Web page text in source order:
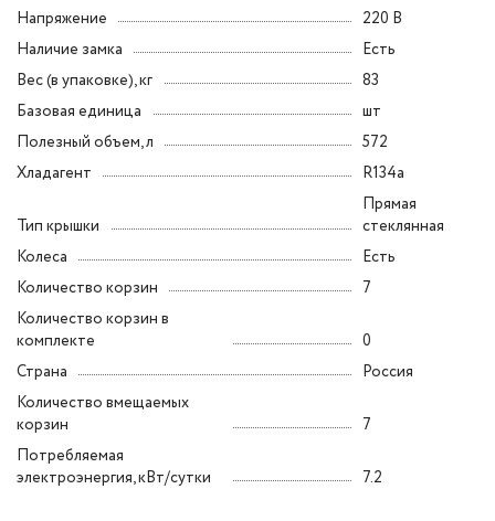
Напряжение
220 В
Наличие замка
Есть
Вес (в упаковке), кг
83
Базовая единица
шт
Полезный объем, л
572
Хладагент
R134a
Тип крышки
Прямая
стеклянная
Колеса
Есть
Количество корзин
7
Количество корзин в
комплекте
0
Страна
Россия
Количество вмещаемых
корзин
7
Потребляемая
электроэнергия, кВт/сутки
7.2